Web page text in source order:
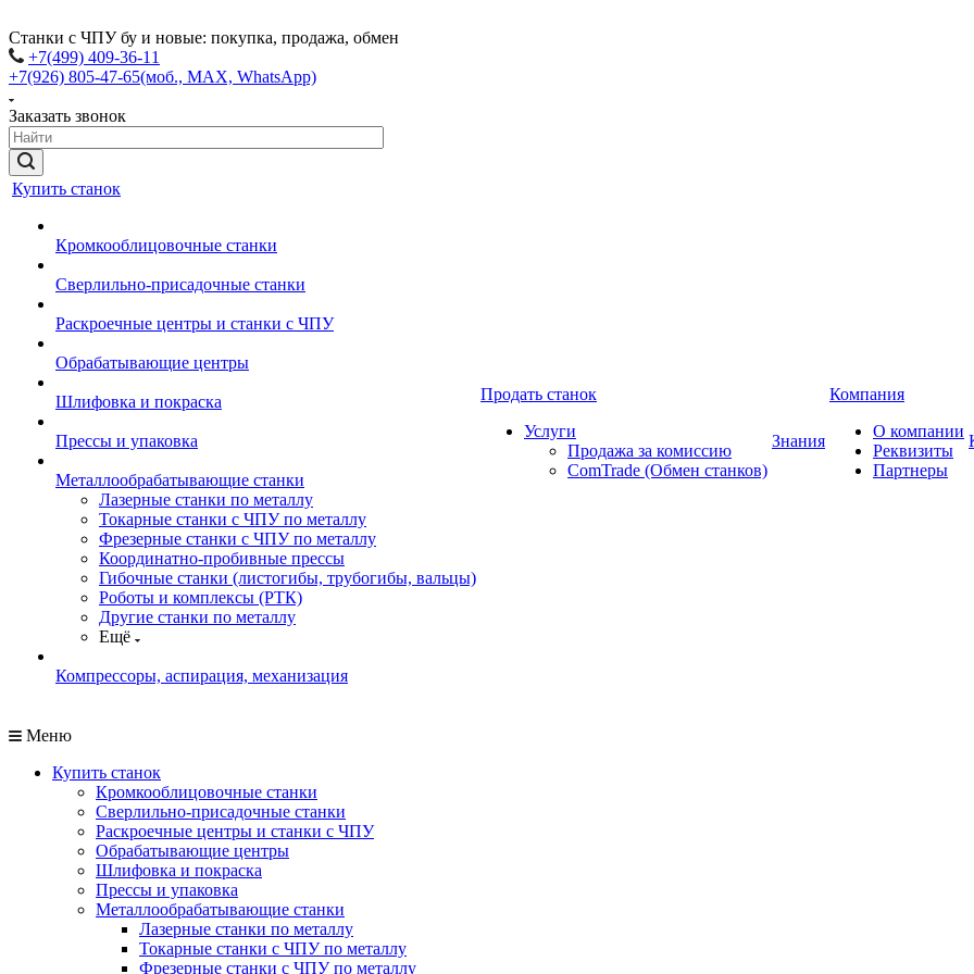
Станки с ЧПУ бу и новые: покупка, продажа, обмен
+7(499) 409-36-11
+7(926) 805-47-65(моб., MAX, WhatsApp)
Заказать звонок
Купить станок
Кромкооблицовочные станки
Сверлильно-присадочные станки
Раскроечные центры и станки с ЧПУ
Обрабатывающие центры
Шлифовка и покраска
Прессы и упаковка
Металлообрабатывающие станки
Лазерные станки по металлу
Токарные станки с ЧПУ по металлу
Фрезерные станки с ЧПУ по металлу
Координатно-пробивные прессы
Гибочные станки (листогибы, трубогибы, вальцы)
Роботы и комплексы (РТК)
Другие станки по металлу
Ещё
Компрессоры, аспирация, механизация
Продать станок
Услуги
Продажа за комиссию
ComTrade (Обмен станков)
Знания
Компания
О компании
Реквизиты
Партнеры
Меню
Купить станок
Кромкооблицовочные станки
Сверлильно-присадочные станки
Раскроечные центры и станки с ЧПУ
Обрабатывающие центры
Шлифовка и покраска
Прессы и упаковка
Металлообрабатывающие станки
Лазерные станки по металлу
Токарные станки с ЧПУ по металлу
Фрезерные станки с ЧПУ по металлу